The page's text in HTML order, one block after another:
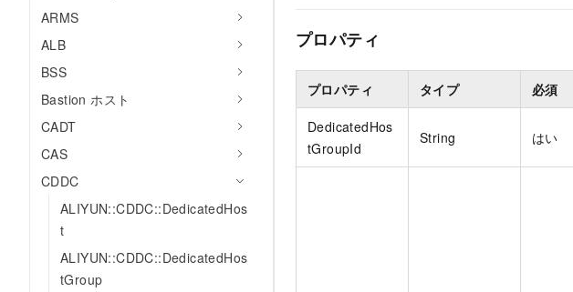
ARMS
ALB
BSS
Bastion ホスト
CADT
CAS
CDDC
ALIYUN::CDDC::DedicatedHos
t
ALIYUN::CDDC::DedicatedHos
tGroup
プロパティ
プロパティ タイプ 必須
DedicatedHos
tGroupId
String はい